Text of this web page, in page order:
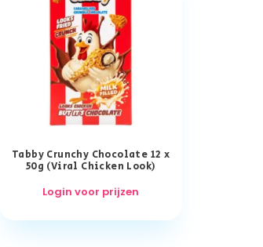
Tabby Crunchy Chocolate 12 x
50g (Viral Chicken Look)
Login voor prijzen